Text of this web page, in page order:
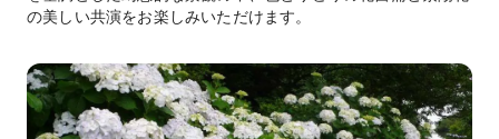
の美しい共演をお楽しみいただけます。